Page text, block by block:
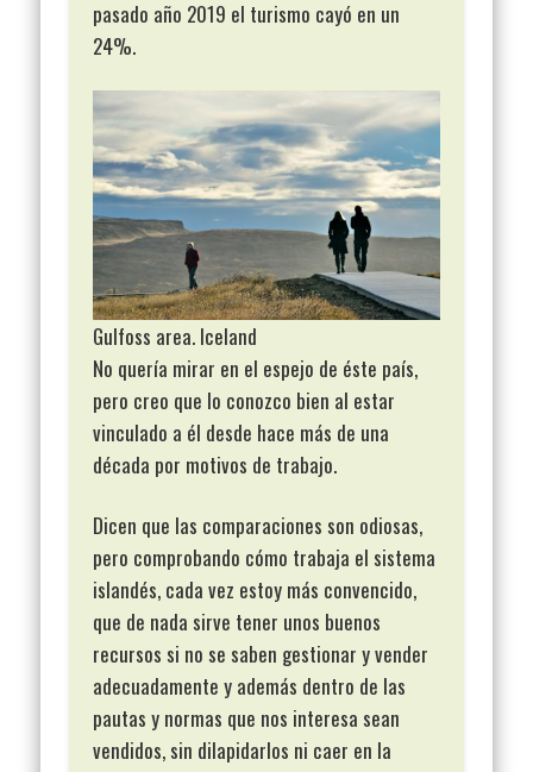
pasado año 2019 el turismo cayó en un
24%.
Gulfoss area. Iceland
No quería mirar en el espejo de éste país,
pero creo que lo conozco bien al estar
vinculado a él desde hace más de una
década por motivos de trabajo.
Dicen que las comparaciones son odiosas,
pero comprobando cómo trabaja el sistema
islandés, cada vez estoy más convencido,
que de nada sirve tener unos buenos
recursos si no se saben gestionar y vender
adecuadamente y además dentro de las
pautas y normas que nos interesa sean
vendidos, sin dilapidarlos ni caer en la